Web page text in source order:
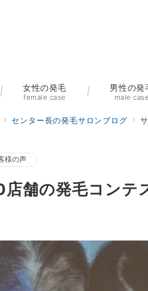
女性の発毛
female case
男性の発
male case
センター長の発毛サロンブログ
様の声
店舗の発毛コンテ